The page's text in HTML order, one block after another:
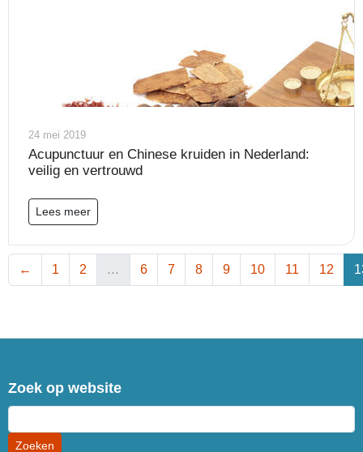
24 mei 2019
Acupunctuur en Chinese kruiden in Nederland:
veilig en vertrouwd
Lees meer
← 1 2 … 6 7 8 9 10 11 12
Zoek op website